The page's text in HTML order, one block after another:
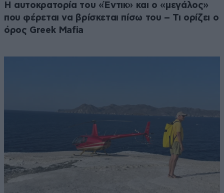
Η αυτοκρατορία του «Έντικ» και ο «μεγάλος»
που φέρεται να βρίσκεται πίσω του – Τι ορίζει ο
όρος Greek Mafia